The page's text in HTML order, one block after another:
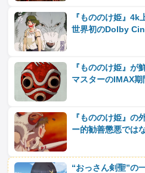
『もののけ姫』
世界初のDolby
『もののけ姫』
マスターのIMAX期
『もののけ姫』
ー的勧善懲悪では
“おっさん剣聖”